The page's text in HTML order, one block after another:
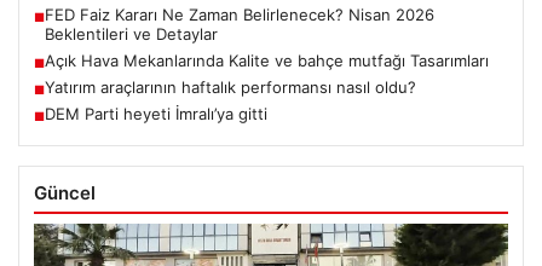
■FED Faiz Kararı Ne Zaman Belirlenecek? Nisan 2026
Beklentileri ve Detaylar
■Açık Hava Mekanlarında Kalite ve bahçe mutfağı Tasarımları
■Yatırım araçlarının haftalık performansı nasıl oldu?
■DEM Parti heyeti İmralı’ya gitti
Güncel